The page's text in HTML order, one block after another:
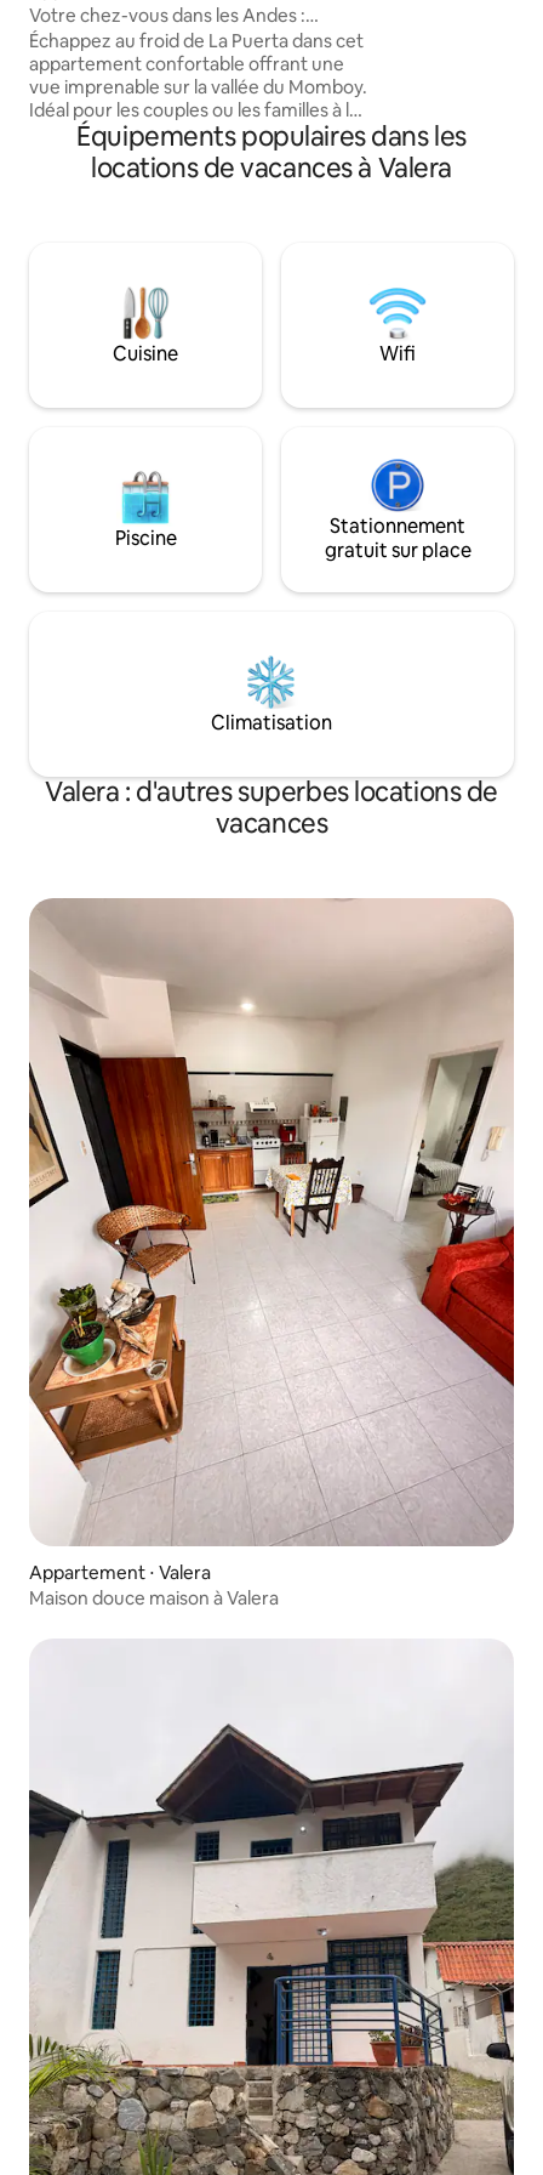
Votre chez-vous dans les Andes :
spacieux appartement à La Puerta.
Échappez au froid de La Puerta dans cet
appartement confortable offrant une
vue imprenable sur la vallée du Momboy.
Idéal pour les couples ou les familles à la
recherche de tranquillité, de brume et
de confort andin. Le meilleur : • Vues :
Balcon parfait pour le café du matin. •
Découvrez la magie de Trujillo depuis le
meilleur refuge de montagne !
Équipements populaires dans les
locations de vacances à Valera
Cuisine Wifi
Piscine
Stationnement
gratuit sur place
Climatisation
Valera : d'autres superbes locations de
vacances
Appartement ⋅ Valera
Maison douce maison à Valera